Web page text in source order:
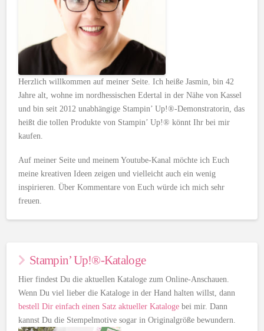
Herzlich willkommen auf meiner Seite. Ich heiße Jasmin, bin 42
Jahre alt, wohne im nordhessischen Edertal in der Nähe von Kassel
und bin seit 2012 unabhängige Stampin’ Up!®-Demonstratorin, das
heißt die tollen Produkte von Stampin’ Up!® könnt Ihr bei mir
kaufen.
Auf meiner Seite und meinem Youtube-Kanal möchte ich Euch
meine kreativen Ideen zeigen und vielleicht auch ein wenig
inspirieren. Über Kommentare von Euch würde ich mich sehr
freuen.
Stampin’ Up!®-Kataloge
Hier findest Du die aktuellen Kataloge zum Online-Anschauen.
Wenn Du viel lieber die Kataloge in der Hand halten willst, dann
bestell Dir einfach einen Satz aktueller Kataloge bei mir. Dann
kannst Du die Stempelmotive sogar in Originalgröße bewundern.